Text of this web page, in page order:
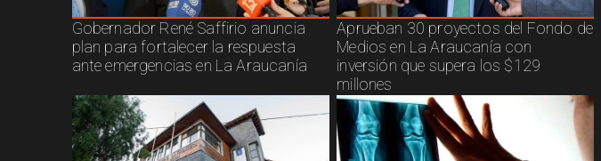
Gobernador René Saffirio anuncia
plan para fortalecer la respuesta
ante emergencias en La Araucanía
Aprueban 30 proyectos del Fondo de
Medios en La Araucanía con
inversión que supera los $129
millones